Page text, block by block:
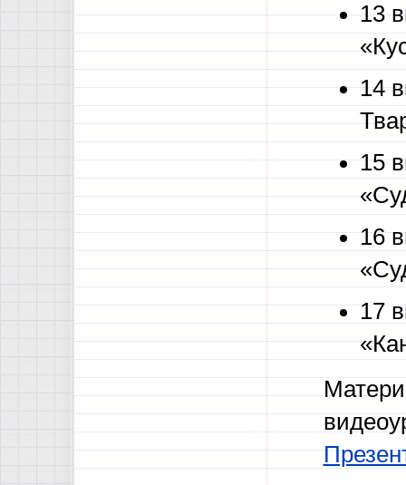
13
14
15
16
17